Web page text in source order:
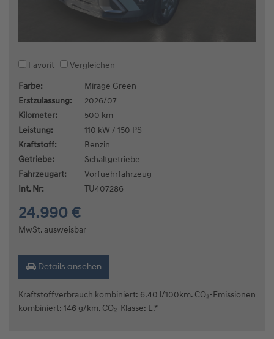
Favorit
Vergleichen
Farbe:
Mirage Green
Erstzulassung:
2026/07
Kilometer:
500 km
Leistung:
110 kW / 150 PS
Kraftstoff:
Benzin
Getriebe:
Schaltgetriebe
Fahrzeugart:
Vorfuehrfahrzeug
Int. Nr:
TU407286
24.990 €
MwSt. ausweisbar
Details ansehen
Kraftstoffverbrauch kombiniert: 6.40 l/100km. CO₂-Emissionen
kombiniert: 146 g/km. CO₂-Klasse: E.*